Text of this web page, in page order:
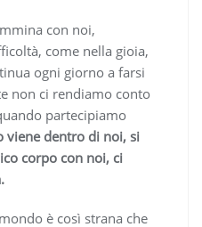
con noi,
come nella gioia,
ogni giorno a farsi
non ci rendiamo conto
partecipiamo
viene dentro di noi, si
corpo con noi, ci
è così strana che